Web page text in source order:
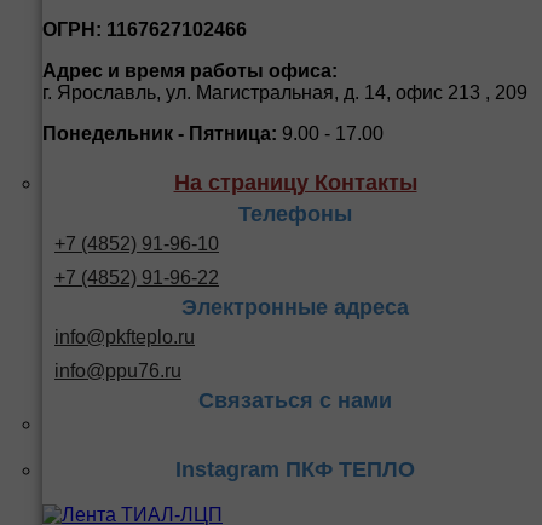
ОГРН: 1167627102466
Адрес и время работы офиса:
г. Ярославль, ул. Магистральная, д. 14, офис 213 , 209
Понедельник - Пятница: 9.00 - 17.00
На страницу Контакты
Телефоны
+7 (4852) 91-96-10
+7 (4852) 91-96-22
Электронные адреса
info@pkfteplo.ru
info@ppu76.ru
Связаться с нами
Instagram ПКФ ТЕПЛО